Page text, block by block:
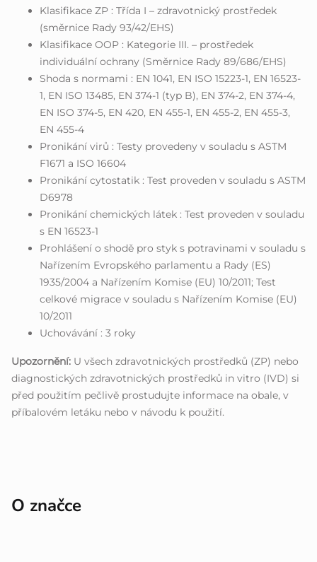
Klasifikace ZP : Třída I – zdravotnický prostředek
(směrnice Rady 93/42/EHS)
Klasifikace OOP : Kategorie III. – prostředek
individuální ochrany (Směrnice Rady 89/686/EHS)
Shoda s normami : EN 1041, EN ISO 15223-1, EN 16523-
1, EN ISO 13485, EN 374-1 (typ B), EN 374-2, EN 374-4,
EN ISO 374-5, EN 420, EN 455-1, EN 455-2, EN 455-3,
EN 455-4
Pronikání virů : Testy provedeny v souladu s ASTM
F1671 a ISO 16604
Pronikání cytostatik : Test proveden v souladu s ASTM
D6978
Pronikání chemických látek : Test proveden v souladu
s EN 16523-1
Prohlášení o shodě pro styk s potravinami v souladu s
Nařízením Evropského parlamentu a Rady (ES)
1935/2004 a Nařízením Komise (EU) 10/2011; Test
celkové migrace v souladu s Nařízením Komise (EU)
10/2011
Uchovávání : 3 roky
Upozornění: U všech zdravotnických prostředků (ZP) nebo
diagnostických zdravotnických prostředků in vitro (IVD) si
před použitím pečlivě prostudujte informace na obale, v
příbalovém letáku nebo v návodu k použití.
O značce